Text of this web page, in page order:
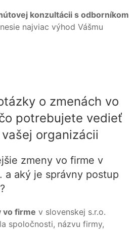
konzultácii s odborníkom
najviac výhod Vášmu
o zmenách vo
potrebujete vedieť
organizácii
zmeny vo firme v
a aký je správny postup
vo firme v slovenskej s.r.o.
spoločnosti, názvu firmy,